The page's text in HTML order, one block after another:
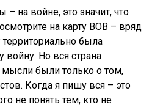
– на войне, это значит, что
на карту ВОВ – вряд
территориально была
войну. Но вся страна
мысли были только о том,
Когда я пишу вся – это
не понять тем, кто не